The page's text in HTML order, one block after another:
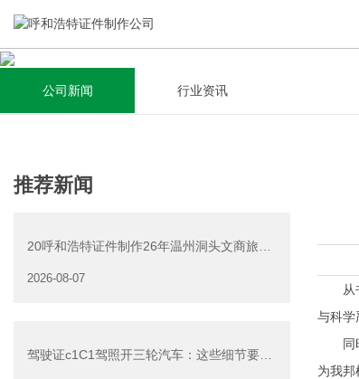
关于我们
集研发，设计，制造，安装于一体，多元化的定制需求，为上
千家企业提供过专业定制服务！
查看详情
新闻资讯
全自动流水线规模化生产，准时按期交货，年生产能力超过
40W万方米以上，拥有遍布全国的商务合作伙伴和较为完善的
查看详情
公司新闻 行业资讯
推荐新闻
20呼和浩特证件制作26年温州洞头文商旅游
2026-08-07
驾驶证c1C1驾照开三轮汽车：这些细节要注
从书
与科学
同时
为我邦